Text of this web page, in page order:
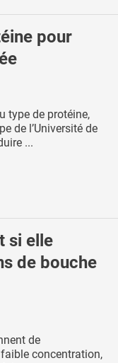
pour
type de protéine,
de l’Université de
...
si elle
de bouche
de
concentration,